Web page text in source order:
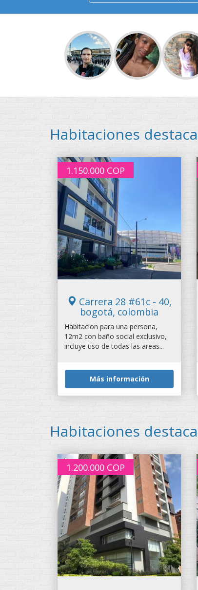
Habitaciones
1.150.000 COP
Carrera 28 #61c - 40,
bogotá, colombia
Habitacion para una persona,
12m2 con baño social exclusivo,
incluye uso de todas las areas...
Más información
Habitaciones
1.200.000 COP